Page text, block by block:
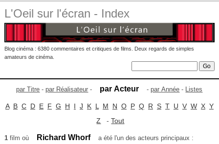
L'Oeil sur l'écran - Index
Blog cinéma : 6380 commentaires et critiques de films. Deux regards de simples
amateurs de cinéma.
par Titre -par Réalisateur - par Acteur -par Année - Listes
A B C D E F G H I J K L M N O P Q R S T U V W X Y
Z -Tout
1film où Richard Whorf a été l'un des acteurs principaux :